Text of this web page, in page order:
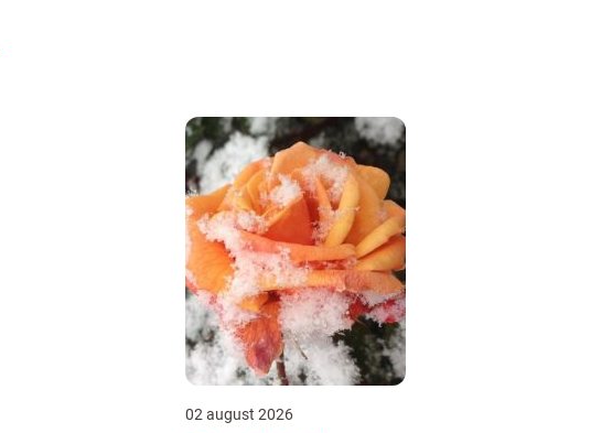
02 august 2026